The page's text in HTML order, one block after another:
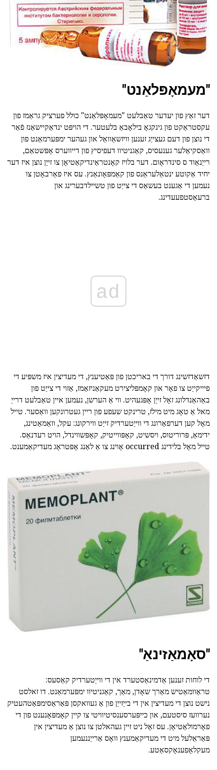
"מעמאָפּלאַנט"
דער זאַץ פון יעדער טאַבלעט "מעמאָפּלאַנט" כולל פערציק גראַמז פון
עקסטראַקט פון גינקגאָ בילאָבאַ בלעטער. די הויפּט ינדאַקיישאַנז פֿאַר
די נוצן פון דעם געצייַג זענען וויזשאַוואַל און געהער ימפּערמאַנט פון
וואַסקיאַלער גענעסיס, קאַגניטיוו דעפיסיץ פון דייווערס אָפּשטאַם,
רייַנאַוד ס סינדראָום. דער בלויז קאָנטראַינדיקאַטיאָן צו זייַן נוצן איז דער
יחיד אַקוטע ינטאַלעראַנס פון קאַמפּאָונאַנץ. עס איז פאַרבאָטן צו
נעמען די אַגענט בעשאַס די צייַט פון טשיילדבערינג און
ברעאַסטפעעדינג.
ad
דזשאַדזשינג דורך די באריכטן פון פּאַטיענץ, די מעדיצין איז משפּיע די
פיייקייַט צו פאָר און קאָמפּליצירט מעקאַניזאַמז, אַזוי די צייַט פון
באַהאַנדלונג זאָל זייַן אָפּגעהיט. ווי אַ הערשן, נעמען איין טאַבלעט דרייַ
מאל אַ טאָג מיט מילז, טרינקט שעפע פון ריין געטרונקען וואַסער. טייל
מאָל קען דערפאַרונג די ווייַטערדיק זייַט ווירקונג: עקל, וואַמאַטינג,
ידימאַ, פּרוריטוס, ויסשיט, קאָפּווייטיק, קאָפּשווינדל, הויט רעדנאַס.
טייל מאָל בלידינג occurred אָוינג צו אַ לאַנג אָפּטראָג מעדיקאַמענט.
"סאָמאַזינאַ"
די לוחות זענען אַדמינאַסטערד אין די ווייַטערדיק קאַסעס:
טראַוומאַטיש מאַרך שאָדן, מאַך, קאַגניטיוו ימפּערמאַנט. דו זאלסט
נישט נוצן די מעדיצין אין די בייַזייַן פון אַ געוואקסן פּאַראַסימפּאַטהעטיק
נערוועז סיסטעם, און כייפּערסענסיטיוויטי צו קיין קאָמפּאָנענט פון די
פאָרמולאַטיאָן. עס זאָל ניט זיין געהאלטן צו נוצן אַ מעדיצין אין
פּאַראַלעל מיט די מעדיקאַמענץ וואָס אַרייַננעמען
מעקלאָפענאָקסאַטע.